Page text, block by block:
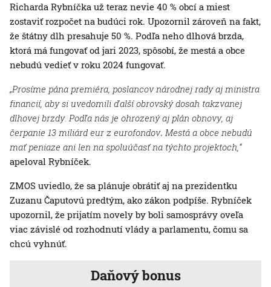
Richarda Rybníčka už teraz nevie 40 % obcí a miest
zostaviť rozpočet na budúci rok. Upozornil zároveň na fakt,
že štátny dlh presahuje 50 %. Podľa neho dlhová brzda,
ktorá má fungovať od jari 2023, spôsobí, že mestá a obce
nebudú vedieť v roku 2024 fungovať.
„Prosíme pána premiéra, poslancov národnej rady aj ministra
financií, aby si uvedomili ďalší obrovský dosah takzvanej
dlhovej brzdy. Podľa nás je ohrozený aj plán obnovy, aj
čerpanie 13 miliárd eur z eurofondov. Mestá a obce nebudú
mať peniaze ani len na spoluúčasť na týchto projektoch,“
apeloval Rybníček.
ZMOS uviedlo, že sa plánuje obrátiť aj na prezidentku
Zuzanu Čaputovú predtým, ako zákon podpíše. Rybníček
upozornil, že prijatím novely by boli samosprávy oveľa
viac závislé od rozhodnutí vlády a parlamentu, čomu sa
chcú vyhnúť.
Daňový bonus